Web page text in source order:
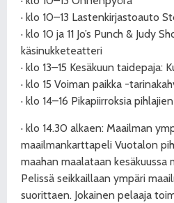
· klo 10–13 Lastenkirjastoauto
· klo 10 ja 11 Jo’s Punch & Judy
käsinukketeatteri
· klo 13–15 Kesäkuun taidepaja:
· klo 15 Voiman paikka -
· klo 14–16 Pikapiirroksia
· klo 14.30 alkaen: Maailman
maailmankarttapeli Vuotalon
maahan maalataan kesäkuussa
Pelissä seikkaillaan ympäri
suorittaen. Jokainen pelaaja